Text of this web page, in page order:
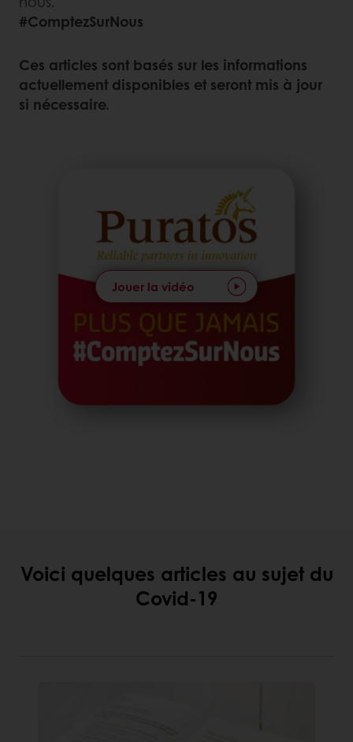
#ComptezSurNous
Ces articles sont basés sur les informations
actuellement disponibles et seront mis à jour
si nécessaire.
Jouer la vidéo
Voici quelques articles au sujet du
Covid-19